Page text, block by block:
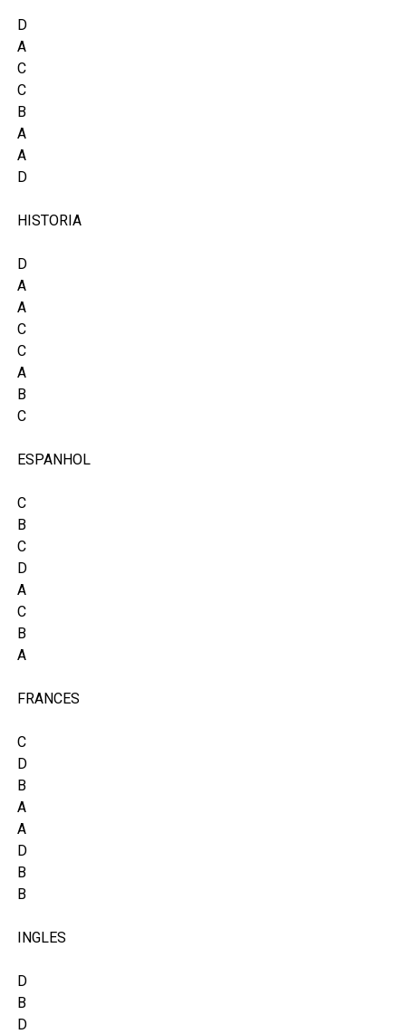
D
A
C
C
B
A
A
D
HISTORIA
D
A
A
C
C
A
B
C
ESPANHOL
C
B
C
D
A
C
B
A
FRANCES
C
D
B
A
A
D
B
B
INGLES
D
B
D